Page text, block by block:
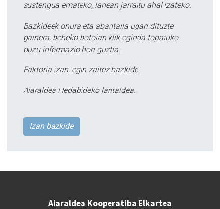
sustengua emateko, lanean jarraitu ahal izateko.
Bazkideek onura eta abantaila ugari dituzte
gainera, beheko botoian klik eginda topatuko
duzu informazio hori guztia.
Faktoria izan, egin zaitez bazkide.
Aiaraldea Hedabideko lantaldea.
Izan bazkide
Aiaraldea Kooperatiba Elkartea